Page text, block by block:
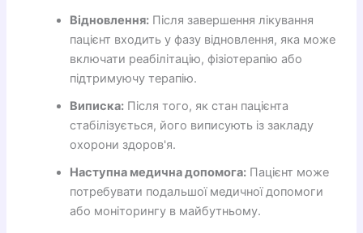
Відновлення: Після завершення лікування
пацієнт входить у фазу відновлення, яка може
включати реабілітацію, фізіотерапію або
підтримуючу терапію.
Виписка: Після того, як стан пацієнта
стабілізується, його виписують із закладу
охорони здоров'я.
Наступна медична допомога: Пацієнт може
потребувати подальшої медичної допомоги
або моніторингу в майбутньому.